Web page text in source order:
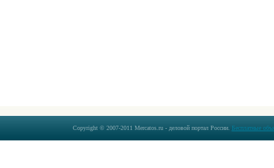
Copyright © 2007-2011 Mercatos.ru - деловой портал России. Бесплатные